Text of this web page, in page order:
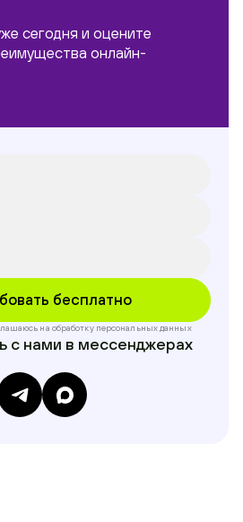
сегодня и оцените
онлайн-
на обработку персональных данных
с нами в мессенджерах